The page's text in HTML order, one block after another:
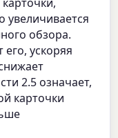
увеличивается
обзора.
ускоряя
2.5 означает,
карточки